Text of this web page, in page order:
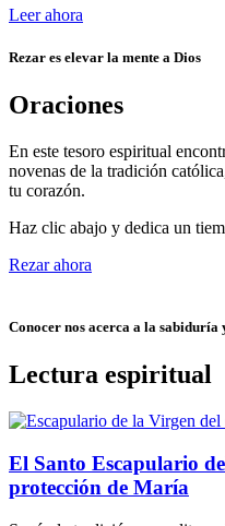
Leer ahora
Rezar es elevar la mente a Dios
Oraciones
En este tesoro espiritual
novenas de la tradición
tu corazón.
Haz clic abajo y dedica un
Rezar ahora
Conocer nos acerca a la
Lectura espiritual
El Santo Escapulario
protección de María